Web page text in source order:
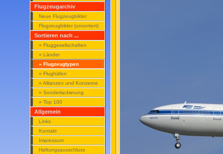
Flugzeugarchiv
Neue Flugzeugbilder
Flugzeugbilder (unsortiert)
Sortieren nach ...
» Fluggesellschaften
» Länder
» Flugzeugtypen
» Flughäfen
» Allianzen und Konzerne
» Sonderlackierung
» Top 100
Allgemein
Links
Kontakt
Impressum
Haftungsausschluss